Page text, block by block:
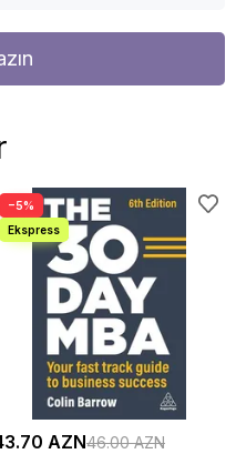
−5%
AZN46.00 AZN